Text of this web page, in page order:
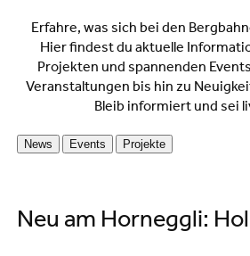
Erfahre, was sich bei den
Hier findest du aktuelle
Projekten und spannenden
Veranstaltungen bis hin zu
Bleib informiert und sei
News Events Projekte
Neu am Horneggli: